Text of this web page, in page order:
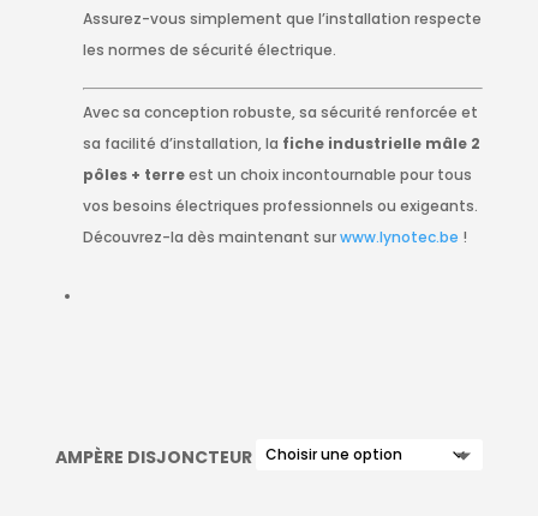
Assurez-vous simplement que l’installation respecte
les normes de sécurité électrique.
Avec sa conception robuste, sa sécurité renforcée et
sa facilité d’installation, la fiche industrielle mâle 2
pôles + terreest un choix incontournable pour tous
vos besoins électriques professionnels ou exigeants.
Découvrez-la dès maintenant surwww.lynotec.be !
AMPÈRE DISJONCTEUR